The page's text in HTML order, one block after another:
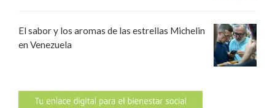
El sabor y los aromas de las estrellas Michelin
en Venezuela